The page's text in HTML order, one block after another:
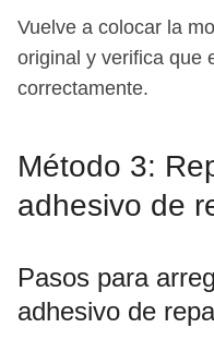
Vuelve a colocar la
original y verifica que
correctamente.
Método 3:
adhesivo de
Pasos para
adhesivo de